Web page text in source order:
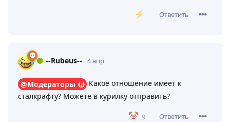
Ответить
--Rubeus-- 4 апр
@Модераторы
Какое отношение имеет к
сталкрафту? Можете в курилку отправить?
9
Ответить